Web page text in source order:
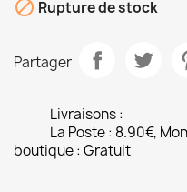
 Rupture de stock
Partager
Livraisons :
La Poste : 8.90€,
boutique : Gratuit